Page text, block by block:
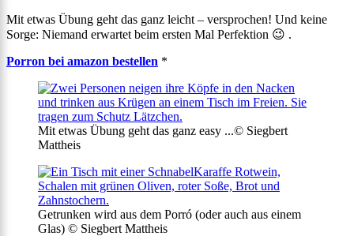
Mit etwas Übung geht das ganz leicht – versprochen! Und keine
Sorge: Niemand erwartet beim ersten Mal Perfektion 😉 .
Porron bei amazon bestellen *
Mit etwas Übung geht das ganz easy ...© Siegbert
Mattheis
Getrunken wird aus dem Porró (oder auch aus einem
Glas) © Siegbert Mattheis